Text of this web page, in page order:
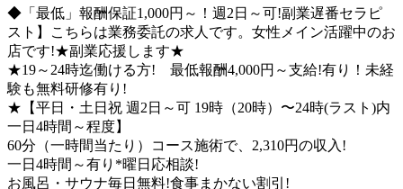
◆「最低」報酬保証1,000円～！週2日～可!副業遅番セラピ
スト】こちらは業務委託の求人です。女性メイン活躍中のお
店です!★副業応援します★
★19～24時迄働ける方! 最低報酬4,000円～支給!有り！未経
験も無料研修有り!
★【平日・土日祝 週2日～可 19時（20時）〜24時(ラスト)内
一日4時間～程度】
60分（一時間当たり）コース施術で、2,310円の収入!
一日4時間～有り*曜日応相談!
お風呂・サウナ毎日無料!食事まかない割引!